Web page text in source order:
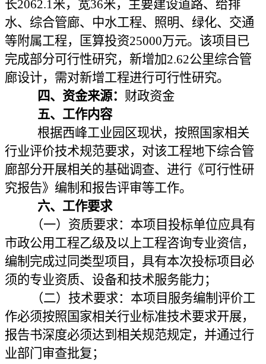
长2062.1米，宽36米，主要建设道路、给排
水、综合管廊、中水工程、照明、绿化、交通
等附属工程，匡算投资25000万元。该项目已
完成部分可行性研究，新增加2.62公里综合管
廊设计，需对新增工程进行可行性研究。
四、资金来源： 财政资金
五、工作内容
根据西峰工业园区现状，按照国家相关
行业评价技术规范要求，对该工程地下综合管
廊部分开展相关的基础调查、进行《可行性研
究报告》编制和报告评审等工作。
六、工作要求
（一）资质要求：本项目投标单位应具有
市政公用工程乙级及以上工程咨询专业资信，
编制完成过同类型项目，具有本次投标项目必
须的专业资质、设备和技术服务能力；
（二）技术要求：本项目服务编制评价工
作必须按照国家相关行业标准技术要求开展，
报告书深度必须达到相关规范规定，并通过行
业部门审查批复；